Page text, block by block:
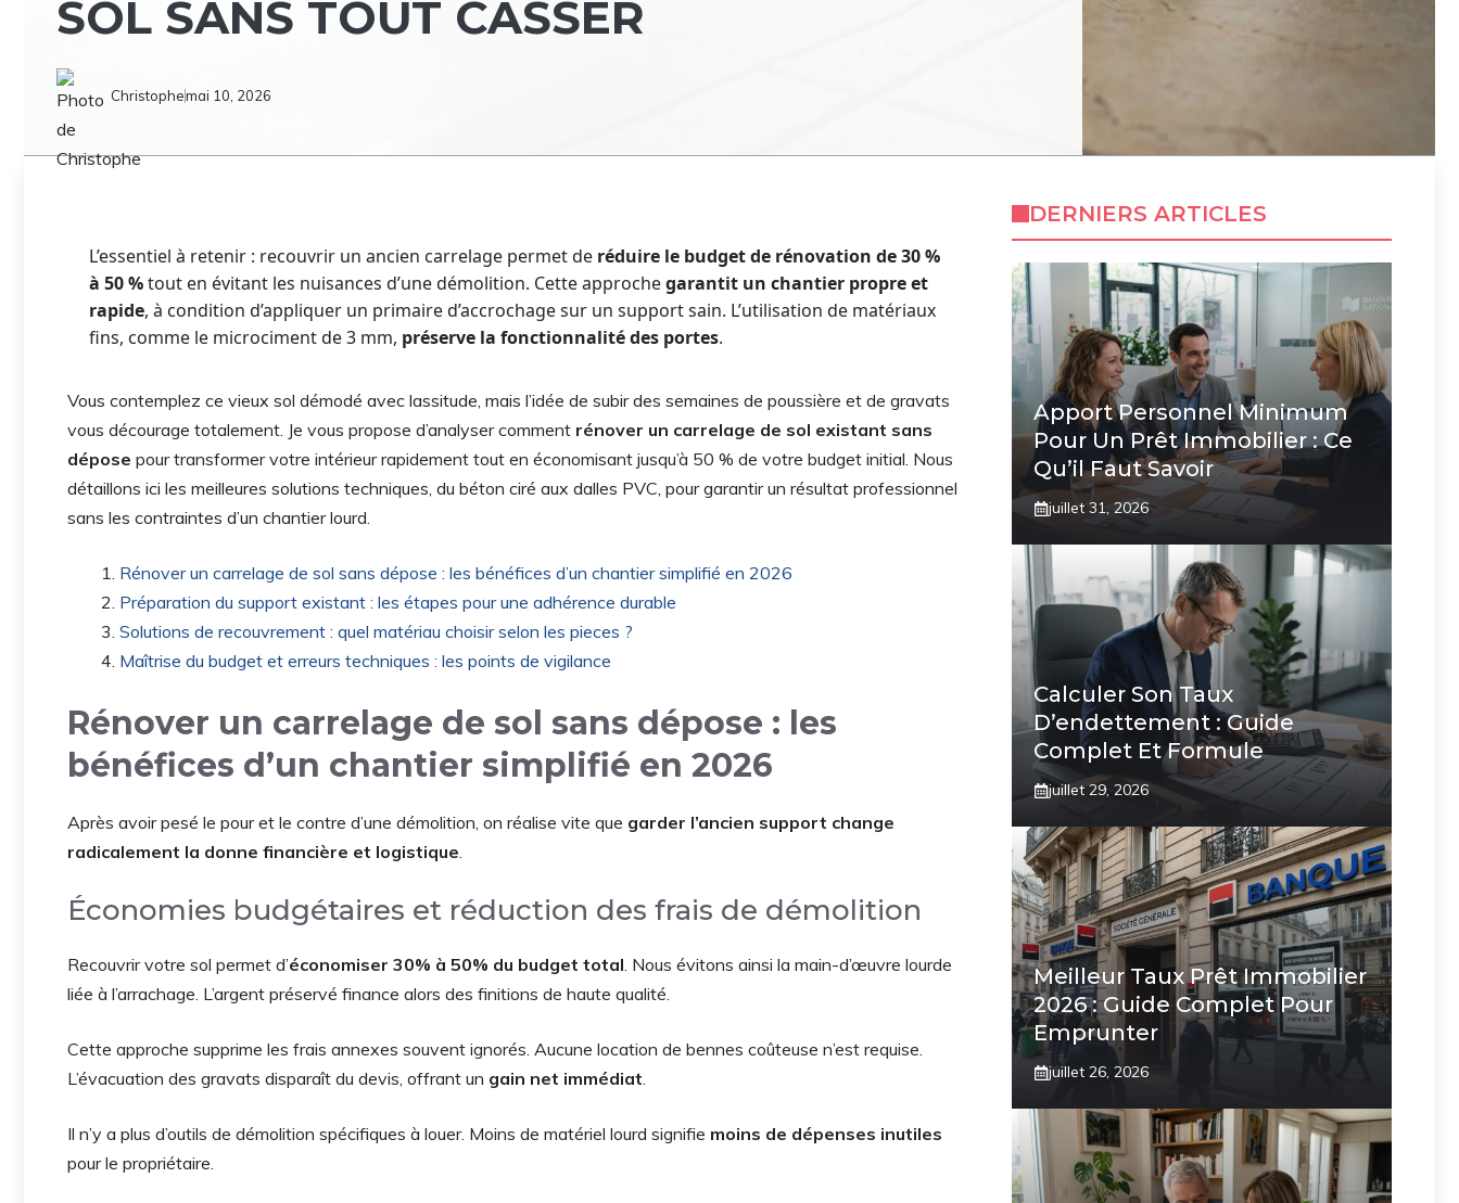
SOL SANS TOUT CASSER
Christophemai 10, 2026
L’essentiel à retenir : recouvrir un ancien carrelage permet de réduire le budget de rénovation de 30 %
à 50 %tout en évitant les nuisances d’une démolition. Cette approchegarantit un chantier propre et
rapide, à condition d’appliquer un primaire d’accrochage sur un support sain. L’utilisation de matériaux
fins, comme le microciment de 3 mm, préserve la fonctionnalité des portes.
Vous contemplez ce vieux sol démodé avec lassitude, mais l’idée de subir des semaines de poussière et de gravats
vous décourage totalement. Je vous propose d’analyser comment rénover un carrelage de sol existant sans
dépose pour transformer votre intérieur rapidement tout en économisant jusqu’à 50 % de votre budget initial. Nous
détaillons ici les meilleures solutions techniques, du béton ciré aux dalles PVC, pour garantir un résultat professionnel
sans les contraintes d’un chantier lourd.
Rénover un carrelage de sol sans dépose : les bénéfices d’un chantier simplifié en 2026
Préparation du support existant : les étapes pour une adhérence durable
Solutions de recouvrement : quel matériau choisir selon les pieces ?
Maîtrise du budget et erreurs techniques : les points de vigilance
Rénover un carrelage de sol sans dépose : les
bénéfices d’un chantier simplifié en 2026
Après avoir pesé le pour et le contre d’une démolition, on réalise vite que garder l’ancien support change
radicalement la donne financière et logistique.
Économies budgétaires et réduction des frais de démolition
Recouvrir votre sol permet d’économiser 30% à 50% du budget total. Nous évitons ainsi la main-d’œuvre lourde
liée à l’arrachage. L’argent préservé finance alors des finitions de haute qualité.
Cette approche supprime les frais annexes souvent ignorés. Aucune location de bennes coûteuse n’est requise.
L’évacuation des gravats disparaît du devis, offrant un gain net immédiat.
Il n’y a plus d’outils de démolition spécifiques à louer. Moins de matériel lourd signifie moins de dépenses inutiles
pour le propriétaire.
DERNIERS ARTICLES
Apport Personnel Minimum
Pour Un Prêt Immobilier : Ce
Qu’il Faut Savoir
juillet 31, 2026
Calculer Son Taux
D’endettement : Guide
Complet Et Formule
juillet 29, 2026
Meilleur Taux Prêt Immobilier
2026 : Guide Complet Pour
Emprunter
juillet 26, 2026